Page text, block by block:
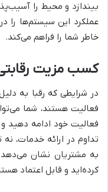
بیندازد و محیط را
عملکرد این سیستم‌ها را
خاطر شما را فراهم می‌کند.
کسب مزیت
در شرایطی که رقبا به
فعالیت هستند، شما
فعالیت خود ادامه دهید
تداوم در ارائه خدمات،
به مشتریان نشان می‌دهد
کرده‌اید و قابل اعتماد